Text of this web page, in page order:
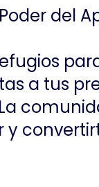
del
a tus
y